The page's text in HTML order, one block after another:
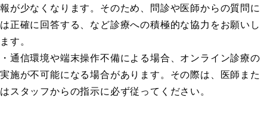
報が少なくなります。そのため、問診や医師からの質問に
は正確に回答する、など診療への積極的な協力をお願いし
ます。
・通信環境や端末操作不備による場合、オンライン診療の
実施が不可能になる場合があります。その際は、医師また
はスタッフからの指示に必ず従ってください。